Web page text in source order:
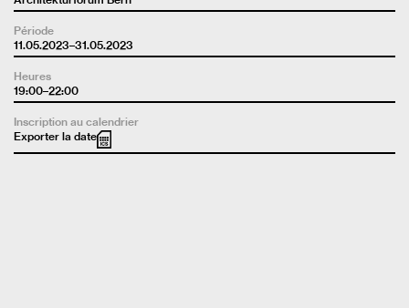
Période
11.05.2023–31.05.2023
Heures
19:00–22:00
Inscription au calendrier
Exporter la date